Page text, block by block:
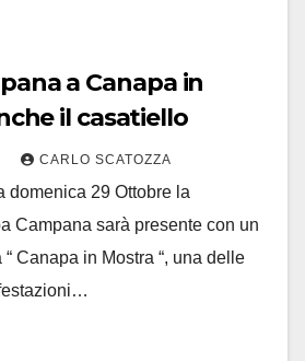
a Canapa in
il casatiello
CARLO SCATOZZA
domenica 29 Ottobre la
Campana sarà presente con un
Canapa in Mostra “, una delle